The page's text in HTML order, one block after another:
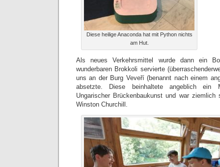
Diese heilige Anaconda hat mit Python nichts
am Hut.
Als neues Verkehrsmittel wurde dann ein
wunderbaren Brokkoli servierte
uns an der Burg Veveří (benannt nach einem
absetzte. Diese beinhaltete angeblich ein
Ungarischer Brückenbaukunst und war
Winston Churchill.